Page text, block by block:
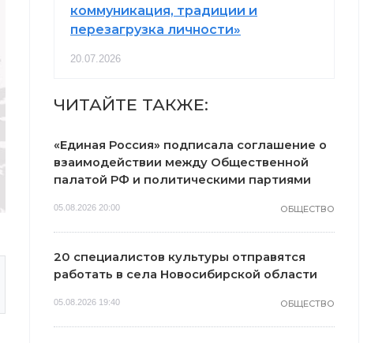
коммуникация, традиции и
перезагрузка личности»
20.07.2026
ЧИТАЙТЕ ТАКЖЕ:
«Единая Россия» подписала соглашение о
взаимодействии между Общественной
палатой РФ и политическими партиями
05.08.2026 20:00 ОБЩЕСТВО
20 специалистов культуры отправятся
работать в села Новосибирской области
05.08.2026 19:40 ОБЩЕСТВО